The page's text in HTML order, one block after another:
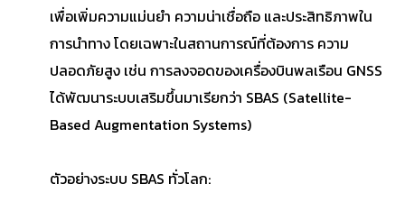
เพื่อเพิ่มความแม่นยำ ความน่าเชื่อถือ และประสิทธิภาพใน
การนำทาง โดยเฉพาะในสถานการณ์ที่ต้องการ ความ
ปลอดภัยสูง เช่น การลงจอดของเครื่องบินพลเรือน GNSS
ได้พัฒนาระบบเสริมขึ้นมาเรียกว่า SBAS (Satellite-
Based Augmentation Systems)
ตัวอย่างระบบ SBAS ทั่วโลก: